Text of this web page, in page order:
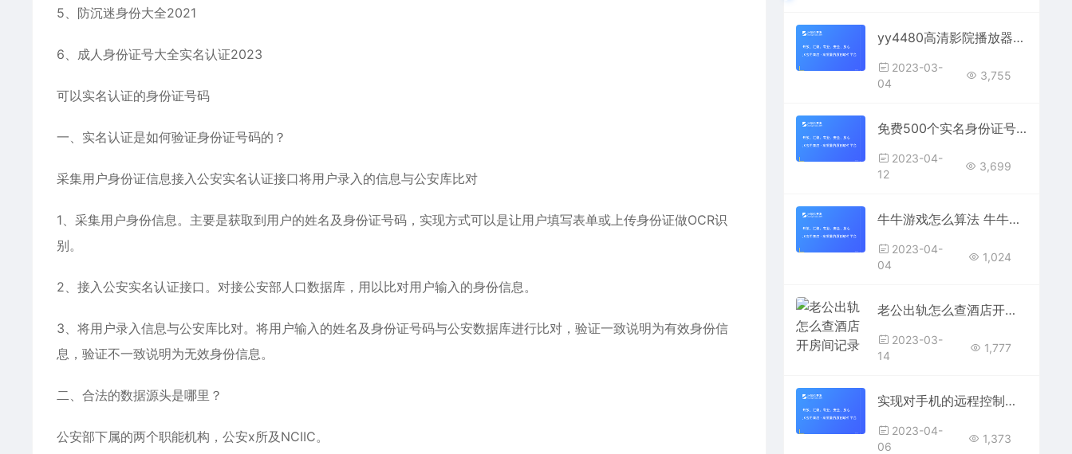
5、防沉迷身份大全2021
6、成人身份证号大全实名认证2023
可以实名认证的身份证号码
一、实名认证是如何验证身份证号码的？
采集用户身份证信息接入公安实名认证接口将用户录入的信息与公安库比对
1、采集用户身份信息。主要是获取到用户的姓名及身份证号码，实现方式可以是让用户填写表单或上传身份证做OCR识
别。
2、接入公安实名认证接口。对接公安部人口数据库，用以比对用户输入的身份信息。
3、将用户录入信息与公安库比对。将用户输入的姓名及身份证号码与公安数据库进行比对，验证一致说明为有效身份信
息，验证不一致说明为无效身份信息。
二、合法的数据源头是哪里？
公安部下属的两个职能机构，公安x所及NCIIC。
yy4480高清影院播放器不限次数播放，震惊：竟然随时观看
2023-03-
04
3,755
免费500个实名身份证号码,500个身份证有效2023年最新
2023-04-
12
3,699
牛牛游戏怎么算法 牛牛游戏怎么算的
2023-04-
04
1,024
老公出轨怎么查酒店开房间记录（通过五种方法）
2023-03-
14
1,777
实现对手机的远程控制，而且不需要安装软件
2023-04-
06
1,373